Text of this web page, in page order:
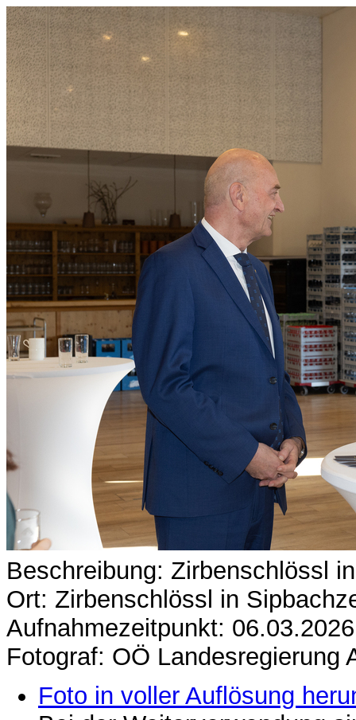
Beschreibung: Zirbenschlössl
Ort: Zirbenschlössl in
Aufnahmezeitpunkt: 06.03.2026
Fotograf: OÖ Landesregierung
Foto in voller Auflösung